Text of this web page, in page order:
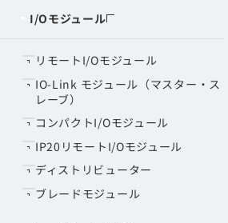
I/Oモジュール
リモートI/Oモジュール
IO-Link モジュール（マスター・ス
レーブ）
コンパクトI/Oモジュール
IP20リモートI/Oモジュール
ディストリビューター
ブレードモジュール